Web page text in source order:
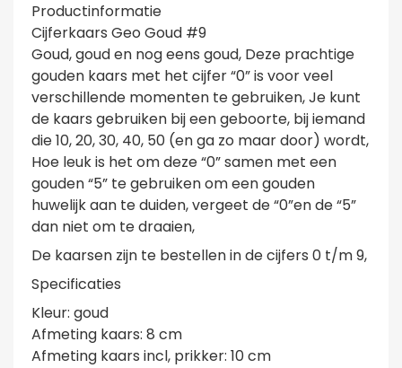
Productinformatie
Cijferkaars Geo Goud #9
Goud, goud en nog eens goud, Deze prachtige
gouden kaars met het cijfer “0” is voor veel
verschillende momenten te gebruiken, Je kunt
de kaars gebruiken bij een geboorte, bij iemand
die 10, 20, 30, 40, 50 (en ga zo maar door) wordt,
Hoe leuk is het om deze “0” samen met een
gouden “5” te gebruiken om een gouden
huwelijk aan te duiden, vergeet de “0”en de “5”
dan niet om te draaien,
De kaarsen zijn te bestellen in de cijfers 0 t/m 9,
Specificaties
Kleur: goud
Afmeting kaars: 8 cm
Afmeting kaars incl, prikker: 10 cm